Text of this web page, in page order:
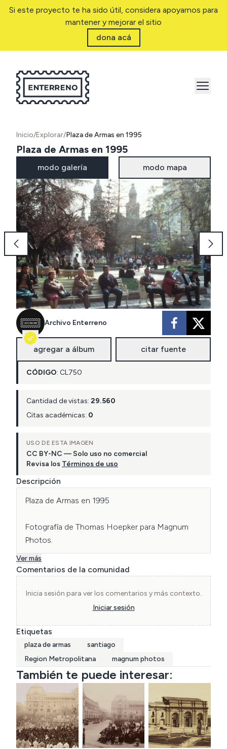
Si este proyecto te ha sido útil, considera apoyarnos para
mantener y mejorar el sitio
dona acá
Inicio/Explorar/Plaza de Armas en 1995
Plaza de Armas en 1995
modo galería modo mapa
Archivo Enterreno
agregar a álbum citar fuente
CÓDIGO: CL750
Cantidad de vistas: 29.560
Citas académicas: 0
USO DE ESTA IMAGEN
CC BY-NC — Solo uso no comercial
Revisa los Términos de uso
Descripción
Plaza de Armas en 1995
Fotografía de Thomas Hoepker para Magnum
Photos.
Ver más
Comentarios de la comunidad
Inicia sesión para ver los comentarios y más contexto.
Iniciar sesión
Etiquetas
plaza de armas
santiago
Region Metropolitana
magnum photos
También te puede interesar: